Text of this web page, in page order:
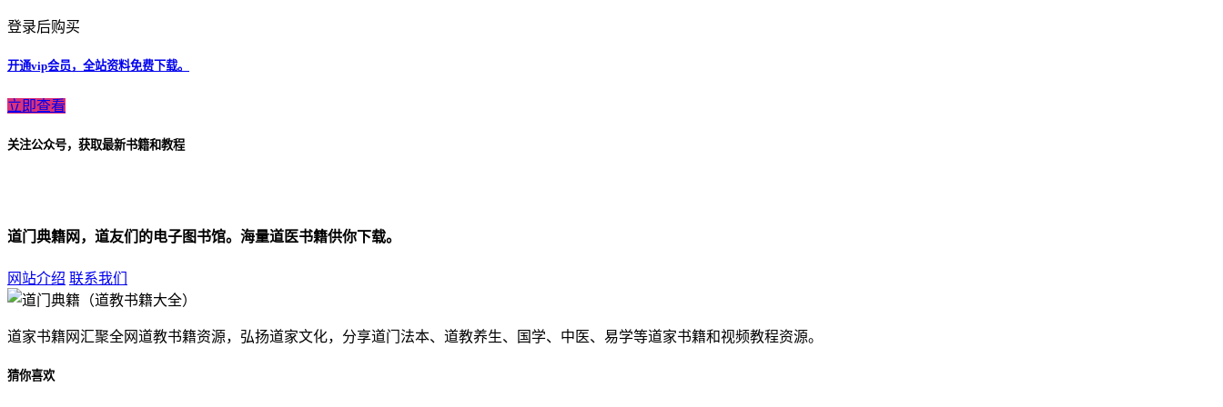
登录后购买
开通vip会员，全站资料免费下载。
立即查看
关注公众号，获取最新书籍和教程
道门典籍网，道友们的电子图书馆。海量道医书籍供你下载。
网站介绍 联系我们
道家书籍网汇聚全网道教书籍资源，弘扬道家文化，分享道门法本、道教养生、国学、中医、易学等道家书籍和视频教程资源。
猜你喜欢